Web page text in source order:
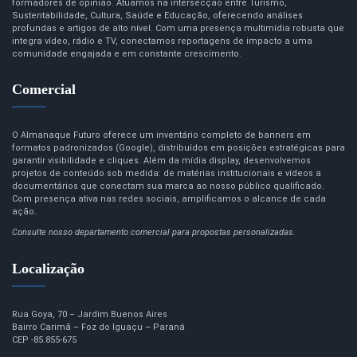
formadores de opinião. Atuamos na intersecção entre Turismo,
Sustentabilidade, Cultura, Saúde e Educação, oferecendo análises
profundas e artigos de alto nível. Com uma presença multimídia robusta que
integra vídeo, rádio e TV, conectamos reportagens de impacto a uma
comunidade engajada e em constante crescimento.
Comercial
O Almanaque Futuro oferece um inventário completo de banners em
formatos padronizados (Google), distribuídos em posições estratégicas para
garantir visibilidade e cliques. Além da mídia display, desenvolvemos
projetos de conteúdo sob medida: de matérias institucionais e vídeos a
documentários que conectam sua marca ao nosso público qualificado.
Com presença ativa nas redes sociais, amplificamos o alcance de cada
ação.
Consulte nosso departamento comercial para propostas personalizadas.
Localização
Rua Goya, 70 – Jardim Buenos Aires
Bairro Carimã – Foz do Iguaçu – Paraná
CEP -85.855-675